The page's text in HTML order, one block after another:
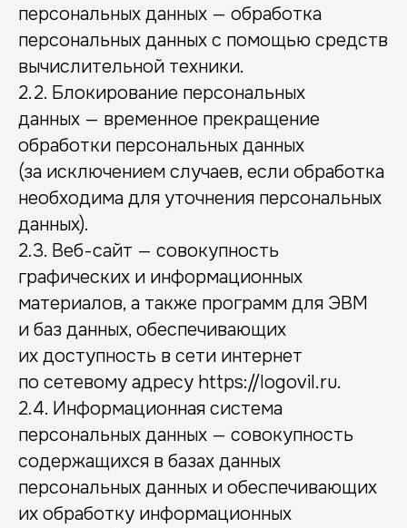
персональных данных — обработка
персональных данных с помощью средств
вычислительной техники.
2.2. Блокирование персональных
данных — временное прекращение
обработки персональных данных
(за исключением случаев, если обработка
необходима для уточнения персональных
данных).
2.3. Веб-сайт — совокупность
графических и информационных
материалов, а также программ для ЭВМ
и баз данных, обеспечивающих
их доступность в сети интернет
по сетевому адресу https://logovil.ru.
2.4. Информационная система
персональных данных — совокупность
содержащихся в базах данных
персональных данных и обеспечивающих
их обработку информационных